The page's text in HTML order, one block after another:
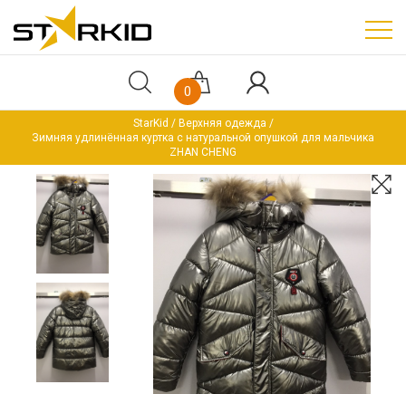
0
StarKid
Верхняя одежда
Зимняя удлинённая куртка с натуральной опушкой для мальчика
ZHAN CHENG